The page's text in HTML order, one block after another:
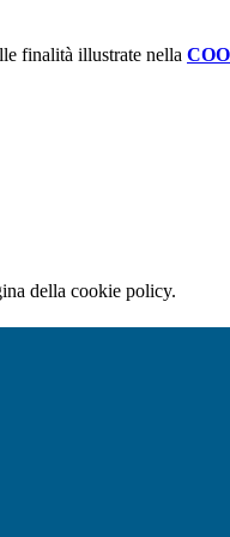
finalità illustrate nella
della cookie policy.